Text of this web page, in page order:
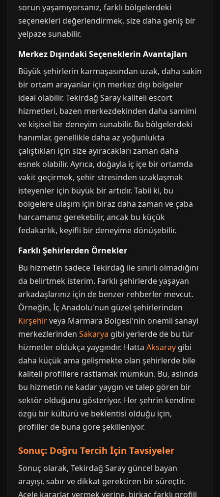
sorun yaşamıyorsanız, farklı bölgelerdeki
seçenekleri değerlendirmek, size daha geniş bir
yelpaze sunabilir.
Merkez Dışındaki Seçeneklerin Avantajları
Büyük şehirlerin karmaşasından uzak, daha sakin
bir ortam arayanlar için merkez dışı bölgeler
ideal olabilir. Tekirdağ Saray kaliteli escort
hizmetleri, bazen merkezdekinden daha samimi
ve kişisel bir deneyim sunabilir. Bu bölgelerdeki
hanımlar, genellikle daha az yoğunlukta
çalıştıkları için size ayıracakları zaman daha
esnek olabilir. Ayrıca, doğayla iç içe bir ortamda
vakit geçirmek, şehir stresinden uzaklaşmak
isteyenler için büyük bir artıdır. Tabii ki, bu
bölgelere ulaşım için biraz daha zaman ve çaba
harcamanız gerekebilir, ancak bu küçük
fedakarlık, keyifli bir deneyime dönüşebilir.
Farklı Şehirlerden Örnekler
Bu hizmetin sadece Tekirdağ ile sınırlı olmadığını
da belirtmek isterim. Farklı şehirlerde yaşayan
arkadaşlarınız için de benzer rehberler mevcut.
Örneğin, İç Anadolu'nun güzel şehirlerinden
Kırşehirveya Marmara Bölgesi'nin önemli sanayi
merkezlerinden Sakarya gibi yerlerde de bu tür
hizmetler oldukça yaygındır. Hatta Aksaray gibi
daha küçük ama gelişmekte olan şehirlerde bile
kaliteli profillere rastlamak mümkün. Bu, aslında
bu hizmetin ne kadar yaygın ve talep gören bir
sektör olduğunu gösteriyor. Her şehrin kendine
özgü bir kültürü ve beklentisi olduğu için,
profiller de buna göre şekilleniyor.
Sonuç: Doğru Tercih İçin Tavsiyeler
Sonuç olarak, Tekirdağ Saray güncel bayan
arayışı, sabır ve dikkat gerektiren bir süreçtir.
Acele kararlar vermek yerine, birkaç farklı profili